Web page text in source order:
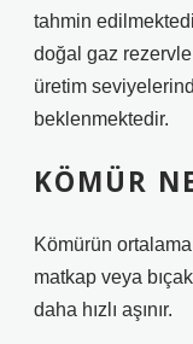
tahmin
doğal gaz
üretim
beklenmektedir.
KÖMÜR
Kömürün
matkap veya
daha hızlı aşınır.